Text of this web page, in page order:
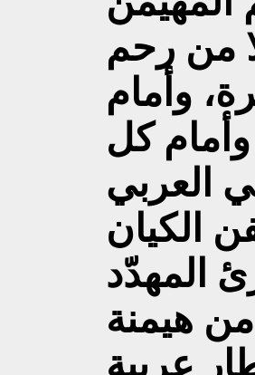
من رحم
وأمام
كل
العربي
الكيان
المهدّد
من هيمنة
عربية